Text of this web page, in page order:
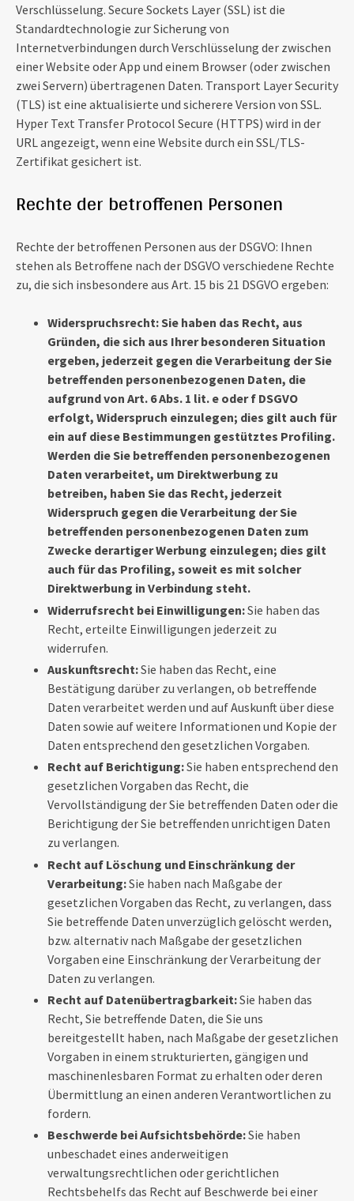
Verschlüsselung. Secure Sockets Layer (SSL) ist die
Standardtechnologie zur Sicherung von
Internetverbindungen durch Verschlüsselung der zwischen
einer Website oder App und einem Browser (oder zwischen
zwei Servern) übertragenen Daten. Transport Layer Security
(TLS) ist eine aktualisierte und sicherere Version von SSL.
Hyper Text Transfer Protocol Secure (HTTPS) wird in der
URL angezeigt, wenn eine Website durch ein SSL/TLS-
Zertifikat gesichert ist.
Rechte der betroffenen Personen
Rechte der betroffenen Personen aus der DSGVO: Ihnen
stehen als Betroffene nach der DSGVO verschiedene Rechte
zu, die sich insbesondere aus Art. 15 bis 21 DSGVO ergeben:
Widerspruchsrecht: Sie haben das Recht, aus
Gründen, die sich aus Ihrer besonderen Situation
ergeben, jederzeit gegen die Verarbeitung der Sie
betreffenden personenbezogenen Daten, die
aufgrund von Art. 6 Abs. 1 lit. e oder f DSGVO
erfolgt, Widerspruch einzulegen; dies gilt auch für
ein auf diese Bestimmungen gestütztes Profiling.
Werden die Sie betreffenden personenbezogenen
Daten verarbeitet, um Direktwerbung zu
betreiben, haben Sie das Recht, jederzeit
Widerspruch gegen die Verarbeitung der Sie
betreffenden personenbezogenen Daten zum
Zwecke derartiger Werbung einzulegen; dies gilt
auch für das Profiling, soweit es mit solcher
Direktwerbung in Verbindung steht.
Widerrufsrecht bei Einwilligungen:Sie haben das
Recht, erteilte Einwilligungen jederzeit zu
widerrufen.
Auskunftsrecht:Sie haben das Recht, eine
Bestätigung darüber zu verlangen, ob betreffende
Daten verarbeitet werden und auf Auskunft über diese
Daten sowie auf weitere Informationen und Kopie der
Daten entsprechend den gesetzlichen Vorgaben.
Recht auf Berichtigung:Sie haben entsprechend den
gesetzlichen Vorgaben das Recht, die
Vervollständigung der Sie betreffenden Daten oder die
Berichtigung der Sie betreffenden unrichtigen Daten
zu verlangen.
Recht auf Löschung und Einschränkung der
Verarbeitung:Sie haben nach Maßgabe der
gesetzlichen Vorgaben das Recht, zu verlangen, dass
Sie betreffende Daten unverzüglich gelöscht werden,
bzw. alternativ nach Maßgabe der gesetzlichen
Vorgaben eine Einschränkung der Verarbeitung der
Daten zu verlangen.
Recht auf Datenübertragbarkeit:Sie haben das
Recht, Sie betreffende Daten, die Sie uns
bereitgestellt haben, nach Maßgabe der gesetzlichen
Vorgaben in einem strukturierten, gängigen und
maschinenlesbaren Format zu erhalten oder deren
Übermittlung an einen anderen Verantwortlichen zu
fordern.
Beschwerde bei Aufsichtsbehörde:Sie haben
unbeschadet eines anderweitigen
verwaltungsrechtlichen oder gerichtlichen
Rechtsbehelfs das Recht auf Beschwerde bei einer